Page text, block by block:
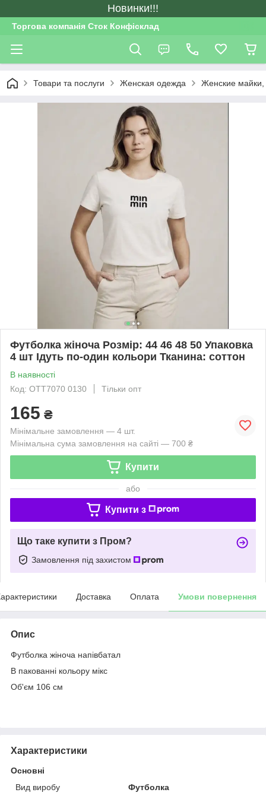
Новинки!!!
Торгова компанія Сток Конфісклад
Товари та послуги Женская одежда Женские майки,
Футболка жіноча Розмір: 44 46 48 50 Упаковка
4 шт Ідуть по-один кольори Тканина: соттон
В наявності
Код: OTT7070 0130
Тільки опт
165 ₴
Мінімальне замовлення — 4 шт.
Мінімальна сума замовлення на сайті — 700 ₴
Купити
або
Купити з
Що таке купити з Пром?
Замовлення під захистом
Доставка Оплата Умови повернення
Опис
Футболка жіноча напівбатал
В пакованні кольору мікс
Об'єм 106 см
Характеристики
Основні
Вид виробу
Футболка